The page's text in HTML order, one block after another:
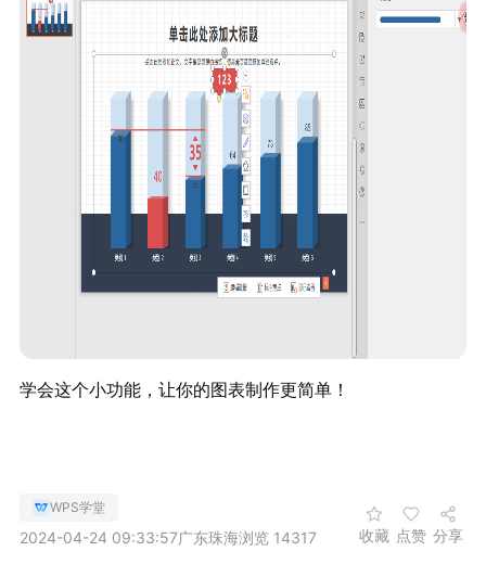
学会这个小功能，让你的图表制作更简单！
WPS学堂
2024-04-24 09:33:57广东珠海浏览 14317 收藏 点赞 分享